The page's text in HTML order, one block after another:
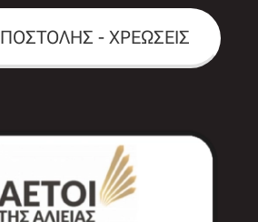
- ΧΡΕΩΣΕΙΣ